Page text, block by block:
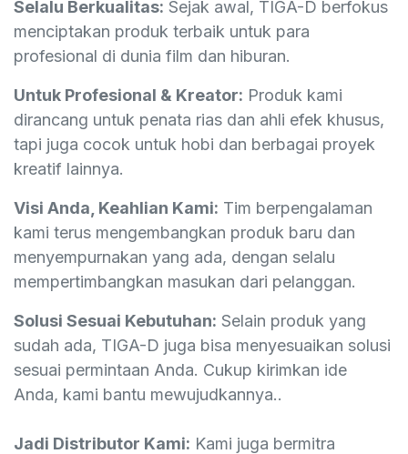
Selalu Berkualitas: Sejak awal, TIGA-D berfokus
menciptakan produk terbaik untuk para
profesional di dunia film dan hiburan.
Untuk Profesional & Kreator: Produk kami
dirancang untuk penata rias dan ahli efek khusus,
tapi juga cocok untuk hobi dan berbagai proyek
kreatif lainnya.
Visi Anda, Keahlian Kami: Tim berpengalaman
kami terus mengembangkan produk baru dan
menyempurnakan yang ada, dengan selalu
mempertimbangkan masukan dari pelanggan.
Solusi Sesuai Kebutuhan: Selain produk yang
sudah ada, TIGA-D juga bisa menyesuaikan solusi
sesuai permintaan Anda. Cukup kirimkan ide
Anda, kami bantu mewujudkannya..
​Jadi Distributor Kami: Kami juga bermitra